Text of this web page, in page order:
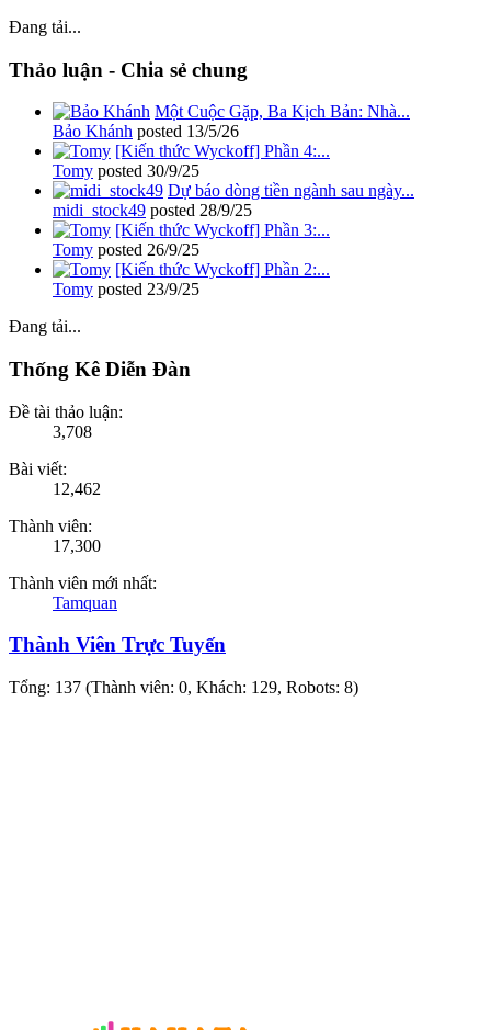
Đang tải...
Thảo luận - Chia sẻ chung
Một Cuộc Gặp, Ba Kịch Bản: Nhà...
Bảo Khánh posted 13/5/26
[Kiến thức Wyckoff] Phần 4:...
Tomy posted 30/9/25
Dự báo dòng tiền ngành sau ngày...
midi_stock49 posted 28/9/25
[Kiến thức Wyckoff] Phần 3:...
Tomy posted 26/9/25
[Kiến thức Wyckoff] Phần 2:...
Tomy posted 23/9/25
Đang tải...
Thống Kê Diễn Đàn
Đề tài thảo luận:
3,708
Bài viết:
12,462
Thành viên:
17,300
Thành viên mới nhất:
Tamquan
Thành Viên Trực Tuyến
Tổng: 137 (Thành viên: 0, Khách: 129, Robots: 8)